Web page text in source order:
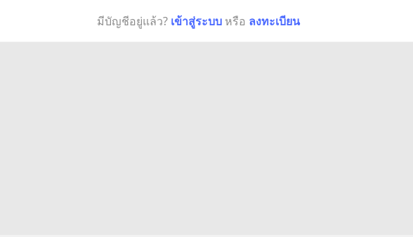
มีบัญชีอยู่แล้ว? เข้าสู่ระบบ หรือ ลงทะเบียน